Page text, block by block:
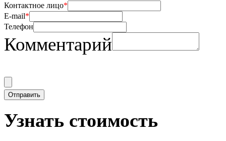
Контактное лицо*
E-mail*
Телефон
Комментарий
Узнать стоимость